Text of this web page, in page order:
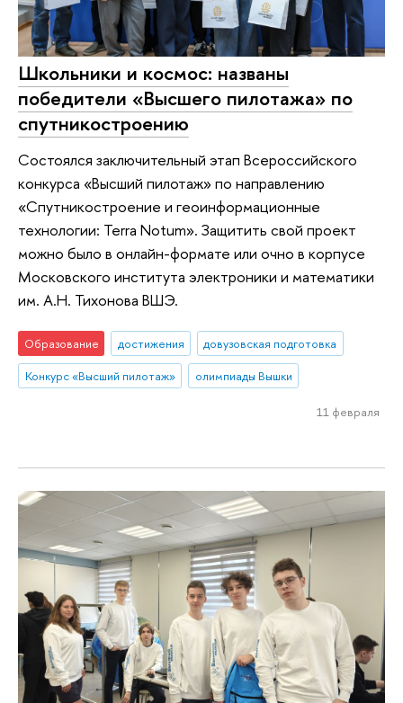
Школьники и космос: названы
победители «Высшего пилотажа» по
спутникостроению
Состоялся заключительный этап Всероссийского
конкурса «Высший пилотаж» по направлению
«Спутникостроение и геоинформационные
технологии: Terra Notum». Защитить свой проект
можно было в онлайн-формате или очно в корпусе
Московского института электроники и математики
им. А.Н. Тихонова ВШЭ.
Образование достижения
довузовская подготовка
Конкурс «Высший пилотаж»
олимпиады Вышки
11 февраля